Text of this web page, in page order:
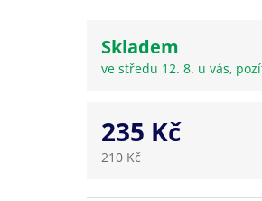
Skladem
ve středu 12. 8. u vás,
235 Kč
210 Kč